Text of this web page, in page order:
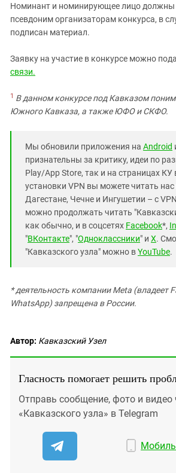
Номинант и номинирующее лицо должны
псевдоним организаторам конкурса, в
подписан материал.
Заявку на участие в конкурсе можно
связи.
1 В данном конкурсе под Кавказом
Южного Кавказа, а также ЮФО и СКФО.
Мы обновили приложения на Android
признательны за критику, идеи по
Play/App Store, так и на страницах КУ
установки VPN вы можете читать нас
Дагестане, Чечне и Ингушетии – с
можно продолжать читать
как обычно, и в соцсетях Facebook*,
"ВКонтакте", "Одноклассники" и X.
"Кавказского узла" можно вYouTube.
* деятельность компании Meta (владеет
WhatsApp) запрещена в России.
Автор: Кавказский Узел
Гласность помогает решить
Отправь сообщение, фото и видео
«Кавказского узла» в Telegram